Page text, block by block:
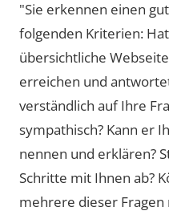
"Sie erkennen einen
folgenden Kriterien:
übersichtliche
erreichen und
verständlich auf Ihre
sympathisch? Kann er
nennen und erklären?
Schritte mit Ihnen ab?
mehrere dieser Fragen